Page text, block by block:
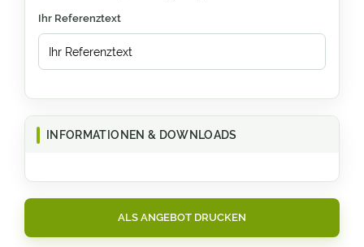
Ihr Referenztext
INFORMATIONEN & DOWNLOADS
ALS ANGEBOT DRUCKEN